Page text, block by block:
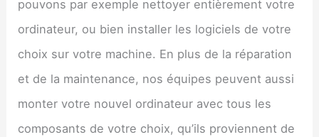
pouvons par exemple nettoyer entièrement votre
ordinateur, ou bien installer les logiciels de votre
choix sur votre machine. En plus de la réparation
et de la maintenance, nos équipes peuvent aussi
monter votre nouvel ordinateur avec tous les
composants de votre choix, qu’ils proviennent de